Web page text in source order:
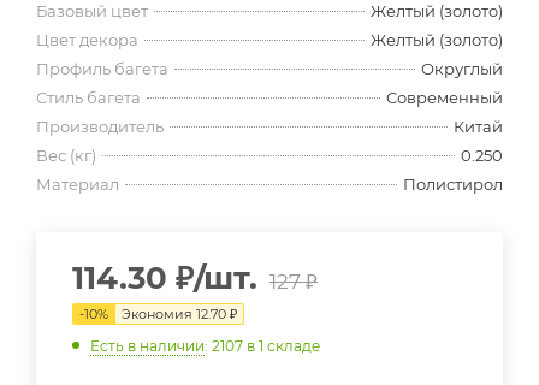
Базовый цвет
Желтый (золото)
Цвет декора
Желтый (золото)
Профиль багета
Округлый
Стиль багета
Современный
Производитель
Китай
Вес (кг)
0.250
Материал
Полистирол
114.30 ₽/шт. 127₽
-10% Экономия 12.70 ₽
Есть в наличии: 2107 в 1 складе